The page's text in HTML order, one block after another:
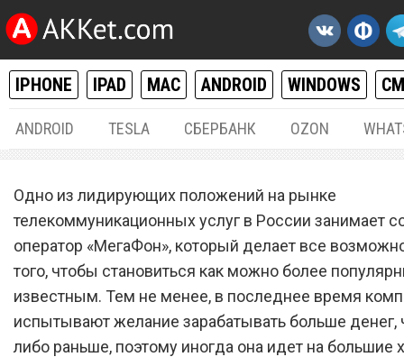
IPHONE IPAD MAC ANDROID WINDOWS
ANDROID TESLA СБЕРБАНК OZON
Сотовый оператор
принудительно
абонентам платную
649 рублей в сутки
Одно из лидирующих положений на рынке
телекоммуникационных услуг в России занимает
оператор «МегаФон», который делает все
того, чтобы становиться как можно более
известным. Тем не менее, в последнее время
испытывают желание зарабатывать больше денег,
либо раньше, поэтому иногда она идет на большие